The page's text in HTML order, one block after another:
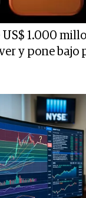
1.000
y pone bajo